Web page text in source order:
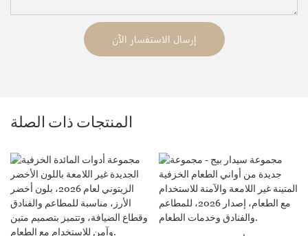
إرسال الاستفسار الآن
المنتجات ذات الصلة